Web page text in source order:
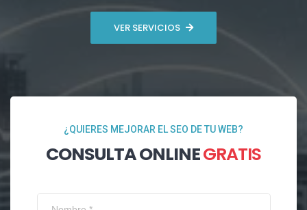
VER SERVICIOS
¿QUIERES MEJORAR EL SEO DE TU WEB?
CONSULTA ONLINEGRATIS